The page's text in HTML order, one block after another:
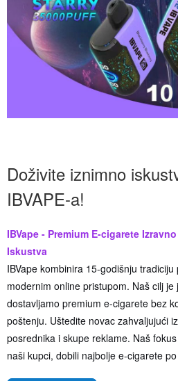
Doživite iznimno
IBVAPE-a!
IBVape - Premium E-cigarete
Iskustva
IBVape kombinira 15-godišnju
modernim online pristupom. Naš cilj je
dostavljamo premium e-cigarete bez
poštenju. Uštedite novac zahvaljujući
posrednika i skupe reklame. Naš
naši kupci, dobili najbolje e-cigarete